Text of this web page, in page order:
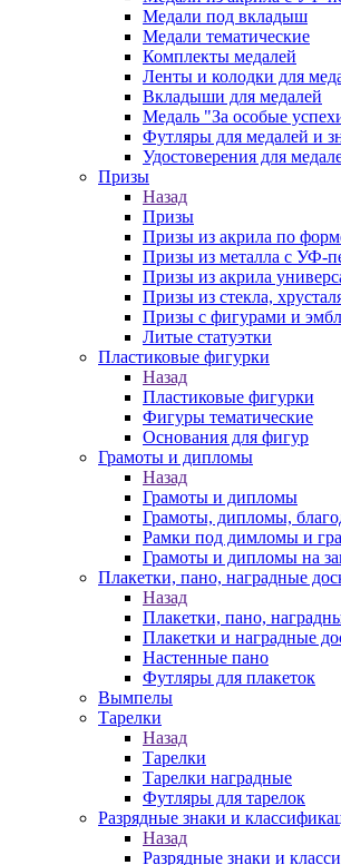
Медали под вкладыш
Медали тематические
Комплекты медалей
Ленты и колодки для
Вкладыши для медалей
Медаль "За особые
Футляры для медалей и
Удостоверения для
Призы
Назад
Призы
Призы из акрила по
Призы из металла с УФ-
Призы из акрила
Призы из стекла,
Призы с фигурами и
Литые статуэтки
Пластиковые фигурки
Назад
Пластиковые фигурки
Фигуры тематические
Основания для фигур
Грамоты и дипломы
Назад
Грамоты и дипломы
Грамоты, дипломы,
Рамки под димломы и
Грамоты и дипломы на
Плакетки, пано, наградные
Назад
Плакетки, пано,
Плакетки и наградные
Настенные пано
Футляры для плакеток
Вымпелы
Тарелки
Назад
Тарелки
Тарелки наградные
Футляры для тарелок
Разрядные знаки и
Назад
Разрядные знаки и